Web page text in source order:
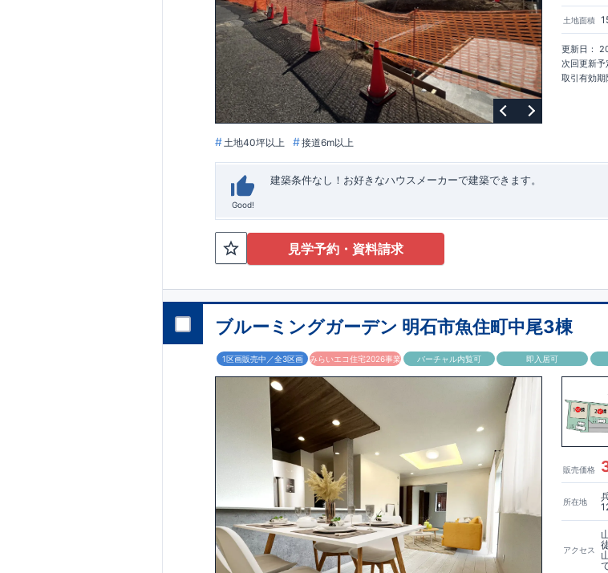
1.5倍の耐震力を達成しています。 ■耐風等級2 災害時の損傷の受けに
す。建築基準法に定められている暴風による力（500年に1 度）のさらに
も損傷を生じないことで耐風最高等級2を取得しています。
栄住宅は土地の仕入れ、設計、施工、販売、メンテナンスまで、すべて
います。 ■アフターサポートもっと詳しく 快適に暮らすことが
期にわたり維持するには、定期的な点検を実施することが重要です。 最
がございます。もちろん、定期点検以外でも万一不具合が発生した際は
土地面積
更新日：
次回更新
取引有効
土地40坪以上 接道6m以上
Good!
建築条件なし！​お好きなハウスメーカーで建築できます。
見学予約・資料請求
ブルーミングガーデン 明石市魚住町中尾3棟
1区画販売中／全3区画 みらいエコ住宅2026事業 バーチャル内覧可 即入居可
販売価格
所在地
アクセス